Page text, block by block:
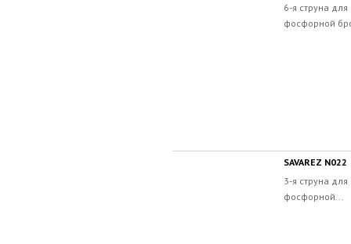
6-я струна
фосфорной
SAVAREZ N022
3-я струна
фосфорной...